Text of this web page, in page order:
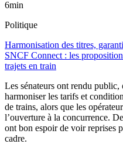
6min
Politique
Harmonisation des titres,
SNCF Connect : les
trajets en train
Les sénateurs ont rendu
harmoniser les tarifs et
de trains, alors que les
l’ouverture à la concurrence.
ont bon espoir de voir reprises
cadre.